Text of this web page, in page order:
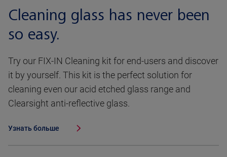
Cleaning glass has never been
so easy.
Try our FIX-IN Cleaning kit for end-users and discover
it by yourself. This kit is the perfect solution for
cleaning even our acid etched glass range and
Clearsight anti-reflective glass.
Узнать больше